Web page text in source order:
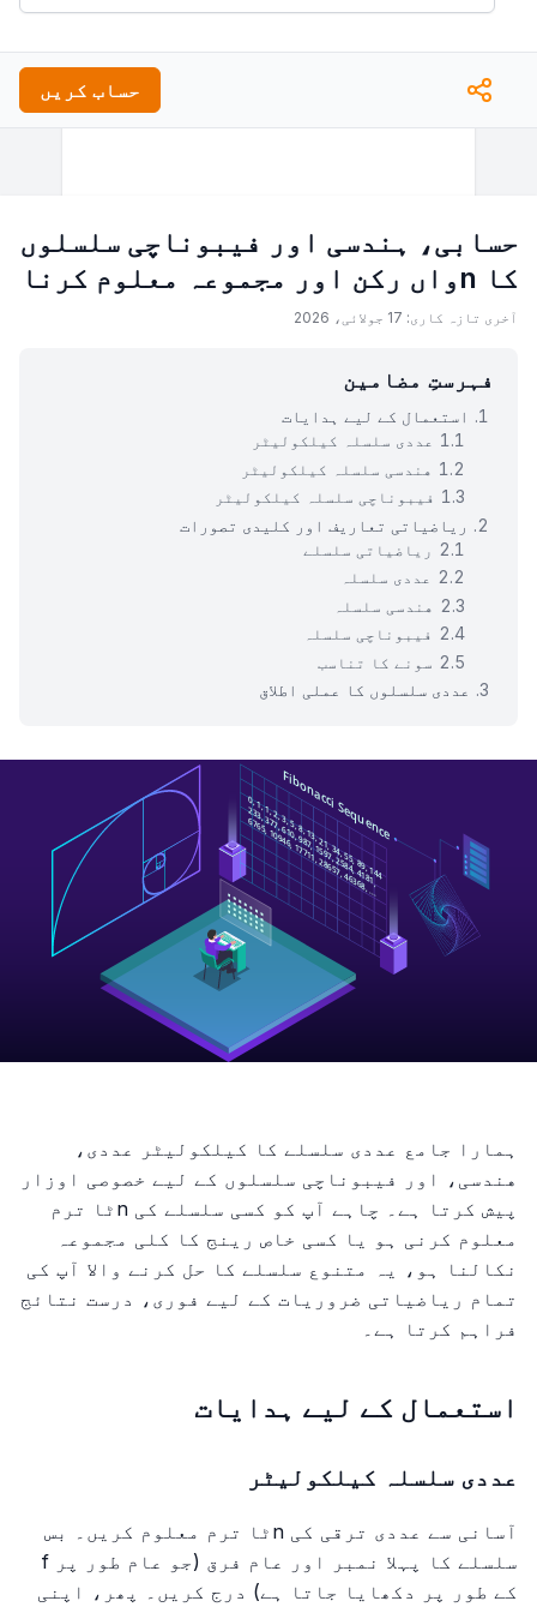
حساب کریں
حسابی، ہندسی اور فیبوناچی سلسلوں
کا nواں رکن اور مجموعہ معلوم کرنا
آخری تازہ کاری: 17 جولائی، 2026
فہرستِ مضامین
استعمال کے لیے ہدایات
عددی سلسلہ کیلکولیٹر
هندسی سلسلہ کیلکولیٹر
فیبوناچی سلسلہ کیلکولیٹر
ریاضیاتی تعاریف اور کلیدی تصورات
ریاضیاتی سلسلے
عددی سلسلہ
هندسی سلسلہ
فیبوناچی سلسلہ
سونے کا تناسب
عددی سلسلوں کا عملی اطلاق
ہمارا جامع عددی سلسلے کا کیلکولیٹر عددی،
هندسی، اور فیبوناچی سلسلوں کے لیے خصوصی اوزار
پیش کرتا ہے۔ چاہے آپ کو کسی سلسلے کی nٹا ترم
معلوم کرنی ہو یا کسی خاص رینج کا کلی مجموعہ
نکالنا ہو، یہ متنوع سلسلے کا حل کرنے والا آپ کی
تمام ریاضیاتی ضروریات کے لیے فوری، درست نتائج
فراہم کرتا ہے۔
استعمال کے لیے ہدایات
عددی سلسلہ کیلکولیٹر
آسانی سے عددی ترقی کی nٹا ترم معلوم کریں۔ بس
سلسلے کا پہلا نمبر اور عام فرق (جو عام طور پر f
کے طور پر دکھایا جاتا ہے) درج کریں۔ پھر، اپنی